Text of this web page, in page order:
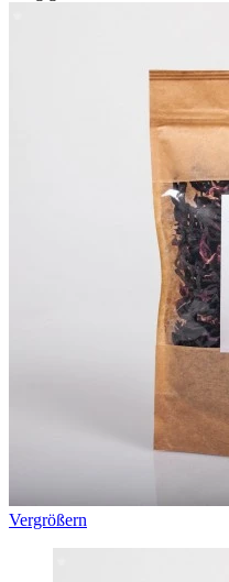
Vergrößern